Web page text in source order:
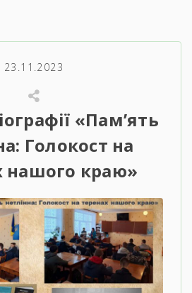
23.11.2023
«Пам’ять
Голокост на
нашого краю»